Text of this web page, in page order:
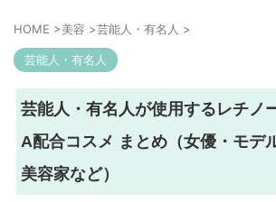
HOME >美容 >芸能人・有名人 >
芸能人・有名人
芸能人・有名人が使用するレチノ
A配合コスメ まとめ（女優・モデ
美容家など）